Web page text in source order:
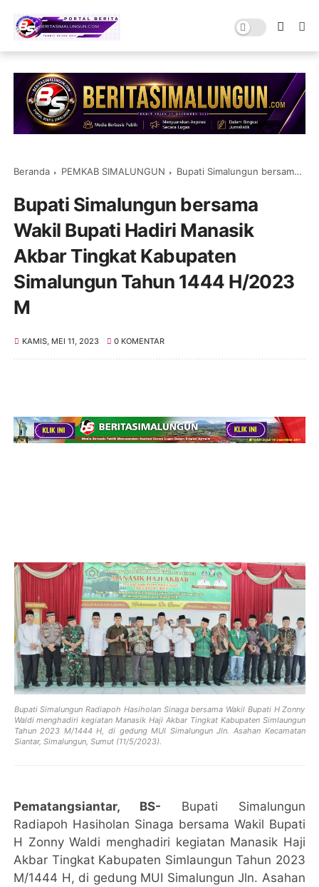
Beranda PEMKAB SIMALUNGUN Bupati Simalungun bersama Wakil Bupati Hadiri Manasik Akbar Tingkat Kabupaten Simalungun Tahun 1444 H/2023 M
Bupati Simalungun bersama
Wakil Bupati Hadiri Manasik
Akbar Tingkat Kabupaten
Simalungun Tahun 1444 H/2023
M
KAMIS, MEI 11, 2023 0 KOMENTAR
Bupati Simalungun Radiapoh Hasiholan Sinaga bersama Wakil Bupati H Zonny
Waldi menghadiri kegiatan Manasik Haji Akbar Tingkat Kabupaten Simlaungun
Tahun 2023 M/1444 H, di gedung MUI Simalungun Jln. Asahan Kecamatan
Siantar, Simalungun, Sumut (11/5/2023).
Pematangsiantar, BS- Bupati Simalungun
Radiapoh Hasiholan Sinaga bersama Wakil Bupati
H Zonny Waldi menghadiri kegiatan Manasik Haji
Akbar Tingkat Kabupaten Simlaungun Tahun 2023
M/1444 H, di gedung MUI Simalungun Jln. Asahan